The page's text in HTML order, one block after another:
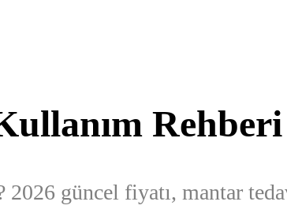
2026 güncel fiyatı, mantar